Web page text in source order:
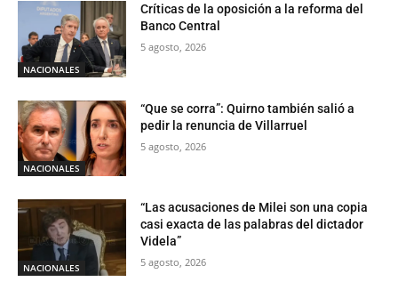
NACIONALES
Críticas de la oposición a la reforma del
Banco Central
5 agosto, 2026
NACIONALES
“Que se corra”: Quirno también salió a
pedir la renuncia de Villarruel
5 agosto, 2026
NACIONALES
“Las acusaciones de Milei son una copia
casi exacta de las palabras del dictador
Videla”
5 agosto, 2026